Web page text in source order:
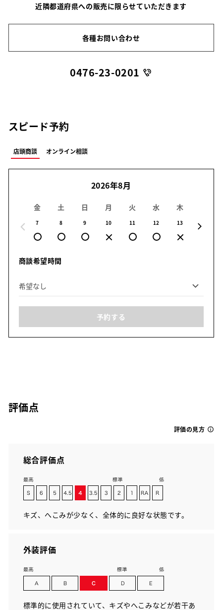
近隣都道府県への販売に限らせていただきます
各種お問い合わせ
0476-23-0201
スピード予約
店頭商談 オンライン相談
2026年8月
金
7
土
8
日
9
月
10
火
11
水
12
木
13
商談希望時間
予約する
評価点
評価の見方
総合評価点
キズ、へこみが少なく、全体的に良好な状態です。
外装評価
標準的に使用されていて、キズやへこみなどが若干あ